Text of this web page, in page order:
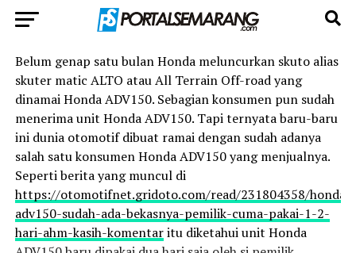
Belum genap satu bulan Honda meluncurkan skuto alias
skuter matic ALTO atau All Terrain Off-road yang
dinamai Honda ADV150. Sebagian konsumen pun sudah
menerima unit Honda ADV150. Tapi ternyata baru-baru
ini dunia otomotif dibuat ramai dengan sudah adanya
salah satu konsumen Honda ADV150 yang menjualnya.
Seperti berita yang muncul di
https://otomotifnet.gridoto.com/read/231804358/honda-
adv150-sudah-ada-bekasnya-pemilik-cuma-pakai-1-2-
hari-ahm-kasih-komentaritu diketahui unit Honda